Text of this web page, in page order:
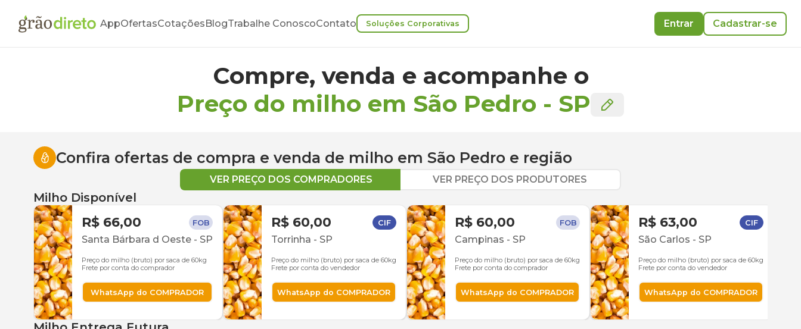
AppOfertasCotaçõesBlogTrabalhe ConoscoContato Soluções Corporativas Entrar Cadastrar-se
Compre, venda e acompanhe o
Preço do milho em São Pedro - SP
Confira ofertas de compra e venda de milho em São Pedro e região
VER PREÇO DOS COMPRADORES VER PREÇO DOS PRODUTORES
Milho Disponível
R$ 66,00 FOB
Santa Bárbara d Oeste - SP
Preço do milho (bruto) por saca de 60kg
Frete por conta do comprador
WhatsApp do COMPRADOR
R$ 60,00 CIF
Torrinha - SP
Preço do milho (bruto) por saca de 60kg
Frete por conta do vendedor
WhatsApp do COMPRADOR
R$ 60,00 FOB
Campinas - SP
Preço do milho (bruto) por saca de 60kg
Frete por conta do comprador
WhatsApp do COMPRADOR
R$ 63,00 CIF
São Carlos - SP
Preço do milho (bruto) por saca de 60kg
Frete por conta do vendedor
WhatsApp do COMPRADOR